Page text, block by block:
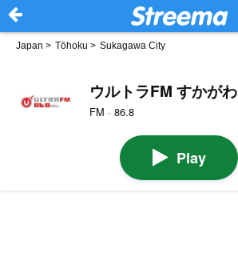
Japan > Tōhoku > Sukagawa City
ウルトラFM すかがわ
FM · 86.8
Play